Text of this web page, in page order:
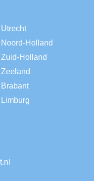
Utrecht
Noord-Holland
Zuid-Holland
Zeeland
Brabant
Limburg